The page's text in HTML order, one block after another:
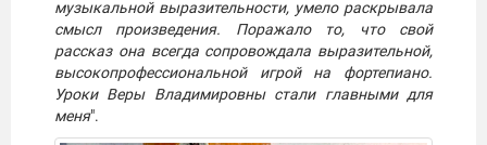
музыкальной выразительности, умело раскрывала
смысл произведения. Поражало то, что свой
рассказ она всегда сопровождала выразительной,
высокопрофессиональной игрой на фортепиано.
Уроки Веры Владимировны стали главными для
меня".